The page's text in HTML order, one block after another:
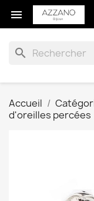

search
Accueil
d'oreilles percées